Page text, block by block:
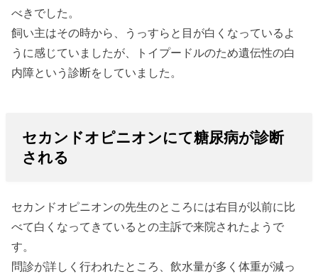
べきでした。
飼い主はその時から、うっすらと目が白くなっているよ
うに感じていましたが、トイプードルのため遺伝性の白
内障という診断をしていました。
セカンドオピニオンにて糖尿病が診断
される
セカンドオピニオンの先生のところには右目が以前に比
べて白くなってきているとの主訴で来院されたようで
す。
問診が詳しく行われたところ、飲水量が多く体重が減っ